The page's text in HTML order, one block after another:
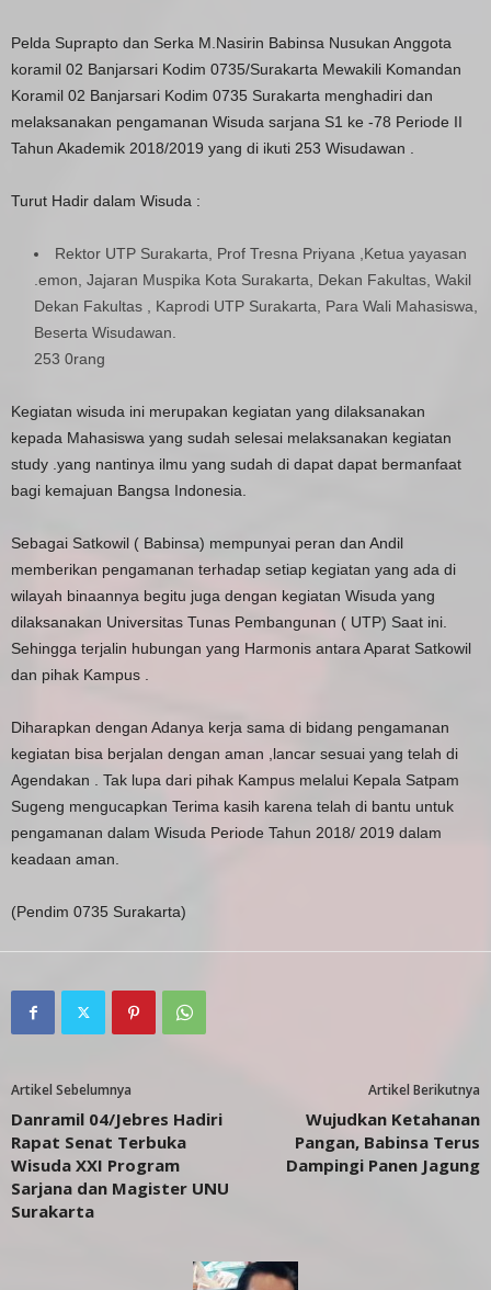
Pelda Suprapto dan Serka M.Nasirin Babinsa Nusukan Anggota
koramil 02 Banjarsari Kodim 0735/Surakarta Mewakili Komandan
Koramil 02 Banjarsari Kodim 0735 Surakarta menghadiri dan
melaksanakan pengamanan Wisuda sarjana S1 ke -78 Periode II
Tahun Akademik 2018/2019 yang di ikuti 253 Wisudawan .
Turut Hadir dalam Wisuda :
Rektor UTP Surakarta, Prof Tresna Priyana ,Ketua yayasan
.emon, Jajaran Muspika Kota Surakarta, Dekan Fakultas, Wakil
Dekan Fakultas , Kaprodi UTP Surakarta, Para Wali Mahasiswa,
Beserta Wisudawan.
253 0rang
Kegiatan wisuda ini merupakan kegiatan yang dilaksanakan
kepada Mahasiswa yang sudah selesai melaksanakan kegiatan
study .yang nantinya ilmu yang sudah di dapat dapat bermanfaat
bagi kemajuan Bangsa Indonesia.
Sebagai Satkowil ( Babinsa) mempunyai peran dan Andil
memberikan pengamanan terhadap setiap kegiatan yang ada di
wilayah binaannya begitu juga dengan kegiatan Wisuda yang
dilaksanakan Universitas Tunas Pembangunan ( UTP) Saat ini.
Sehingga terjalin hubungan yang Harmonis antara Aparat Satkowil
dan pihak Kampus .
Diharapkan dengan Adanya kerja sama di bidang pengamanan
kegiatan bisa berjalan dengan aman ,lancar sesuai yang telah di
Agendakan . Tak lupa dari pihak Kampus melalui Kepala Satpam
Sugeng mengucapkan Terima kasih karena telah di bantu untuk
pengamanan dalam Wisuda Periode Tahun 2018/ 2019 dalam
keadaan aman.
(Pendim 0735 Surakarta)
Artikel Sebelumnya
Danramil 04/Jebres Hadiri
Rapat Senat Terbuka
Wisuda XXI Program
Sarjana dan Magister UNU
Surakarta
Artikel Berikutnya
Wujudkan Ketahanan
Pangan, Babinsa Terus
Dampingi Panen Jagung